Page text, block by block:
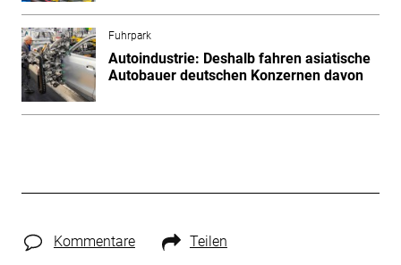
Fuhrpark
Autoindustrie: Deshalb fahren asiatische
Autobauer deutschen Konzernen davon
Kommentare Teilen